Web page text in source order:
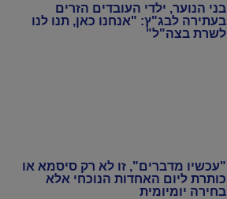
בני הנוער, ילדי העובדים הזרים
בעתירה לבג"ץ: "אנחנו כאן, תנו לנו
לשרת בצה"ל"
"עכשיו מדברים", זו לא רק סיסמא או
כותרת ליום האחדות הנוכחי אלא
בחירה יומיומית